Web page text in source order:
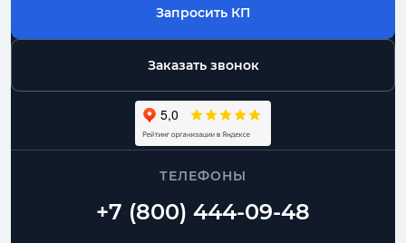
Запросить КП
Заказать звонок
ТЕЛЕФОНЫ